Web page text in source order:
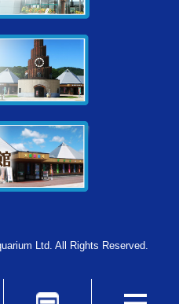
Ltd. All Rights Reserved.